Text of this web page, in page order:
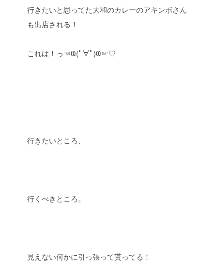
行きたいと思ってた大和のカレーのアキンボさん
も出店される！
これは！っ☜Ҩ(ﾟ∀ﾟ)Ҩ☞♡
行きたいところ、
行くべきところ。
見えない何かに引っ張って貰ってる！